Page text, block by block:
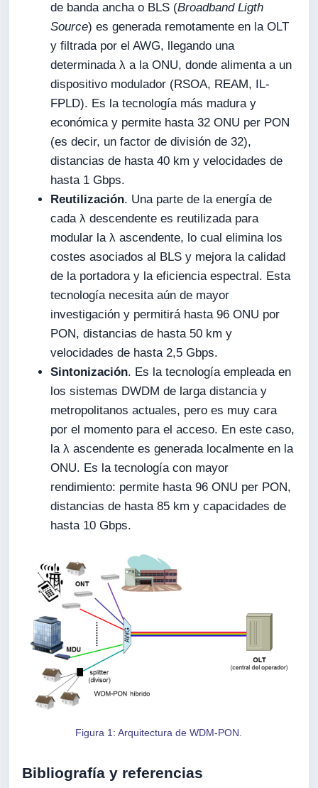
de banda ancha o BLS (Broadband Ligth
Source) es generada remotamente en la OLT
y filtrada por el AWG, llegando una
determinada λ a la ONU, donde alimenta a un
dispositivo modulador (RSOA, REAM, IL-
FPLD). Es la tecnología más madura y
económica y permite hasta 32 ONU per PON
(es decir, un factor de división de 32),
distancias de hasta 40 km y velocidades de
hasta 1 Gbps.
Reutilización. Una parte de la energía de
cada λ descendente es reutilizada para
modular la λ ascendente, lo cual elimina los
costes asociados al BLS y mejora la calidad
de la portadora y la eficiencia espectral. Esta
tecnología necesita aún de mayor
investigación y permitirá hasta 96 ONU por
PON, distancias de hasta 50 km y
velocidades de hasta 2,5 Gbps.
Sintonización. Es la tecnología empleada en
los sistemas DWDM de larga distancia y
metropolitanos actuales, pero es muy cara
por el momento para el acceso. En este caso,
la λ ascendente es generada localmente en la
ONU. Es la tecnología con mayor
rendimiento: permite hasta 96 ONU per PON,
distancias de hasta 85 km y capacidades de
hasta 10 Gbps.
Figura 1: Arquitectura de WDM-PON.
Bibliografía y referencias